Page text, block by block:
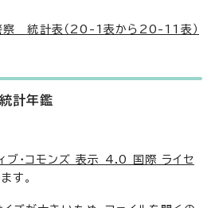
察 統計表（20-1表から20-11表）
計年鑑
ブ・コモンズ 表示 4.0 国際 ライセ
す。